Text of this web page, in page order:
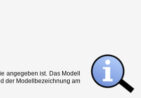
angegeben ist. Das Modell
der Modellbezeichnung am